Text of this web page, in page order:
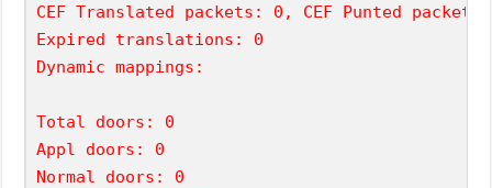
CEF Translated packets: 0, CEF Punted
Expired translations: 0
Dynamic mappings:
Total doors: 0
Appl doors: 0
Normal doors: 0